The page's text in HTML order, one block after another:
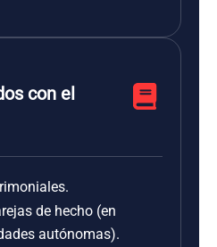
con el
de hecho (en
autónomas).